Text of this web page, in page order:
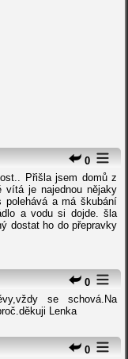
0
Přišla jsem domů z
vítá je najednou nějaky
a má škubání
a vodu si dojde. šla
dostat ho do přepravky
0
se schová.Na
Lenka
0